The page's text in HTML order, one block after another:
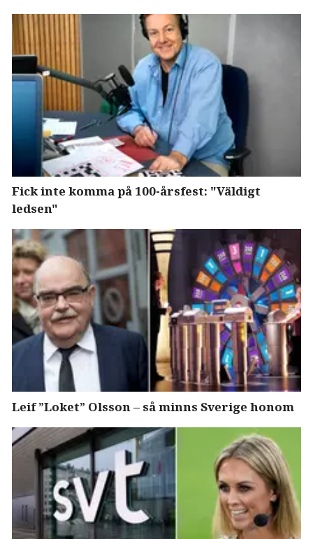
Fick inte komma på 100-årsfest: "Väldigt
ledsen"
Leif ”Loket” Olsson – så minns Sverige honom